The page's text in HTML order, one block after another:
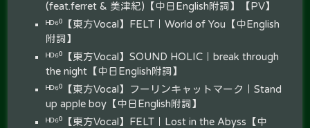
(feat.ferret & 美津紀)【中日English附詞】【PV】
ᴴᴰ⁶⁰【東方Vocal】FELT｜World of You【中English
附詞】
ᴴᴰ⁶⁰【東方Vocal】SOUND HOLIC｜break through
the night【中日English附詞】
ᴴᴰ⁶⁰【東方Vocal】フーリンキャットマーク｜Stand
up apple boy【中日English附詞】
ᴴᴰ⁶⁰【東方Vocal】FELT｜Lost in the Abyss【中